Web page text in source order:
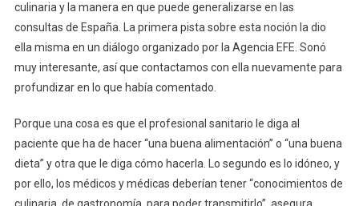
culinaria y la manera en que puede generalizarse en las
consultas de España. La primera pista sobre esta noción la dio
ella misma en un diálogo organizado por la Agencia EFE. Sonó
muy interesante, así que contactamos con ella nuevamente para
profundizar en lo que había comentado.
Porque una cosa es que el profesional sanitario le diga al
paciente que ha de hacer “una buena alimentación” o “una buena
dieta” y otra que le diga cómo hacerla. Lo segundo es lo idóneo, y
por ello, los médicos y médicas deberían tener “conocimientos de